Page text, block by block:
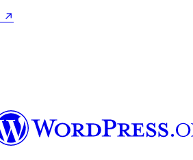
↗